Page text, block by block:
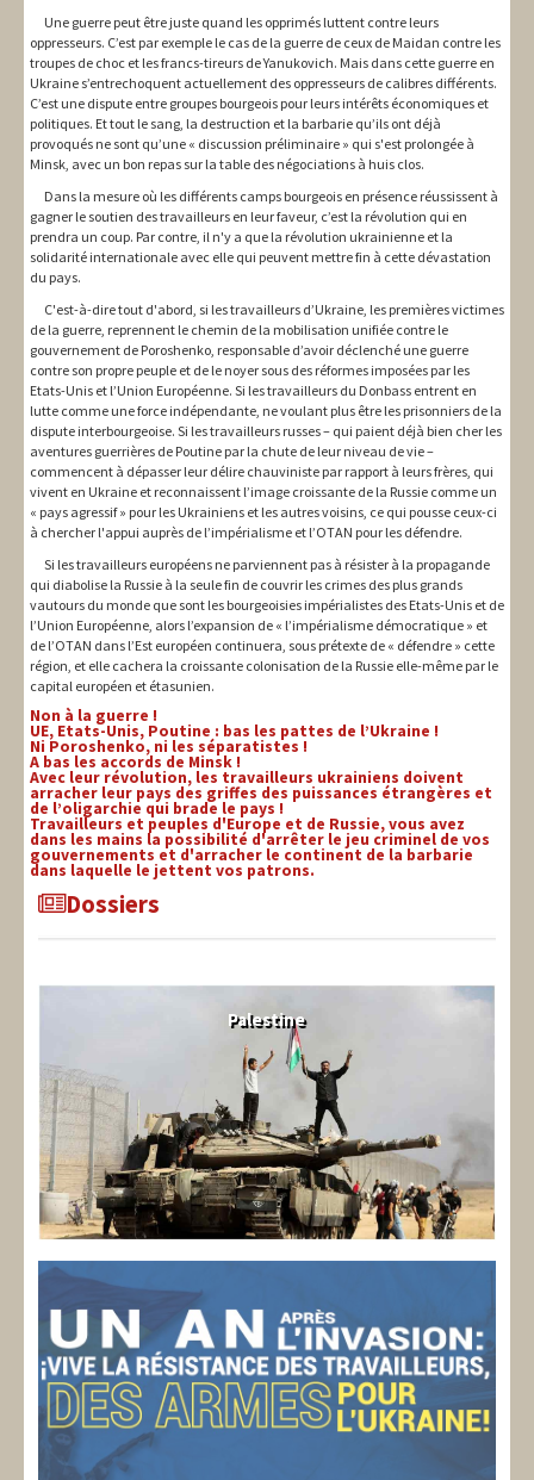
Une guerre peut être juste quand les opprimés luttent contre leurs
oppresseurs. C’est par exemple le cas de la guerre de ceux de Maidan contre les
troupes de choc et les francs-tireurs de Yanukovich. Mais dans cette guerre en
Ukraine s’entrechoquent actuellement des oppresseurs de calibres différents.
C’est une dispute entre groupes bourgeois pour leurs intérêts économiques et
politiques. Et tout le sang, la destruction et la barbarie qu’ils ont déjà
provoqués ne sont qu’une « discussion préliminaire » qui s'est prolongée à
Minsk, avec un bon repas sur la table des négociations à huis clos.
Dans la mesure où les différents camps bourgeois en présence réussissent à
gagner le soutien des travailleurs en leur faveur, c’est la révolution qui en
prendra un coup. Par contre, il n'y a que la révolution ukrainienne et la
solidarité internationale avec elle qui peuvent mettre fin à cette dévastation
du pays.
C'est-à-dire tout d'abord, si les travailleurs d’Ukraine, les premières victimes
de la guerre, reprennent le chemin de la mobilisation unifiée contre le
gouvernement de Poroshenko, responsable d’avoir déclenché une guerre
contre son propre peuple et de le noyer sous des réformes imposées par les
Etats-Unis et l’Union Européenne. Si les travailleurs du Donbass entrent en
lutte comme une force indépendante, ne voulant plus être les prisonniers de la
dispute interbourgeoise. Si les travailleurs russes – qui paient déjà bien cher les
aventures guerrières de Poutine par la chute de leur niveau de vie –
commencent à dépasser leur délire chauviniste par rapport à leurs frères, qui
vivent en Ukraine et reconnaissent l’image croissante de la Russie comme un
« pays agressif » pour les Ukrainiens et les autres voisins, ce qui pousse ceux-ci
à chercher l'appui auprès de l’impérialisme et l’OTAN pour les défendre.
Si les travailleurs européens ne parviennent pas à résister à la propagande
qui diabolise la Russie à la seule fin de couvrir les crimes des plus grands
vautours du monde que sont les bourgeoisies impérialistes des Etats-Unis et de
l’Union Européenne, alors l’expansion de « l’impérialisme démocratique » et
de l’OTAN dans l’Est européen continuera, sous prétexte de « défendre » cette
région, et elle cachera la croissante colonisation de la Russie elle-même par le
capital européen et étasunien.
Non à la guerre !
UE, Etats-Unis, Poutine : bas les pattes de l’Ukraine !
Ni Poroshenko, ni les séparatistes !
A bas les accords de Minsk !
Avec leur révolution, les travailleurs ukrainiens doivent
arracher leur pays des griffes des puissances étrangères et
de l’oligarchie qui brade le pays !
Travailleurs et peuples d'Europe et de Russie, vous avez
dans les mains la possibilité d'arrêter le jeu criminel de vos
gouvernements et d'arracher le continent de la barbarie
dans laquelle le jettent vos patrons.
Dossiers
Palestine